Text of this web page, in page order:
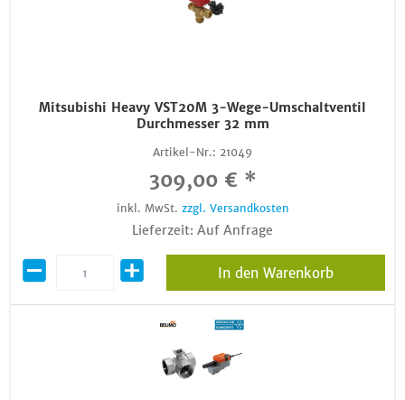
Mitsubishi Heavy VST20M 3-Wege-Umschaltventil
Durchmesser 32 mm
Artikel-Nr.: 21049
309,00 € *
inkl. MwSt. zzgl. Versandkosten
Lieferzeit: Auf Anfrage
In den Warenkorb